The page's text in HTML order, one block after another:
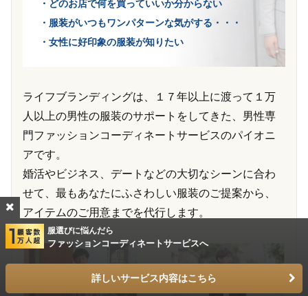
・どのお店で何を買っていいか分からない
・服装がいつもワンパターンな気がする・・・
・女性に好印象の服装が知りたい
ライフブランディングは、１７年以上に渡って１万
人以上の男性の服装のサポートをしてきた、男性専
門ファッションコーディネートサービスのパイオニ
アです。
婚活やビジネス、デートなどの大切なシーンに合わ
せて、最もあなたにふさわしい服装のご提案から、
アイテムのご用意までを代行します。
服選びに悩んだら
ファッションコーディネートサービスへ
詳しいサービス内容はこちら